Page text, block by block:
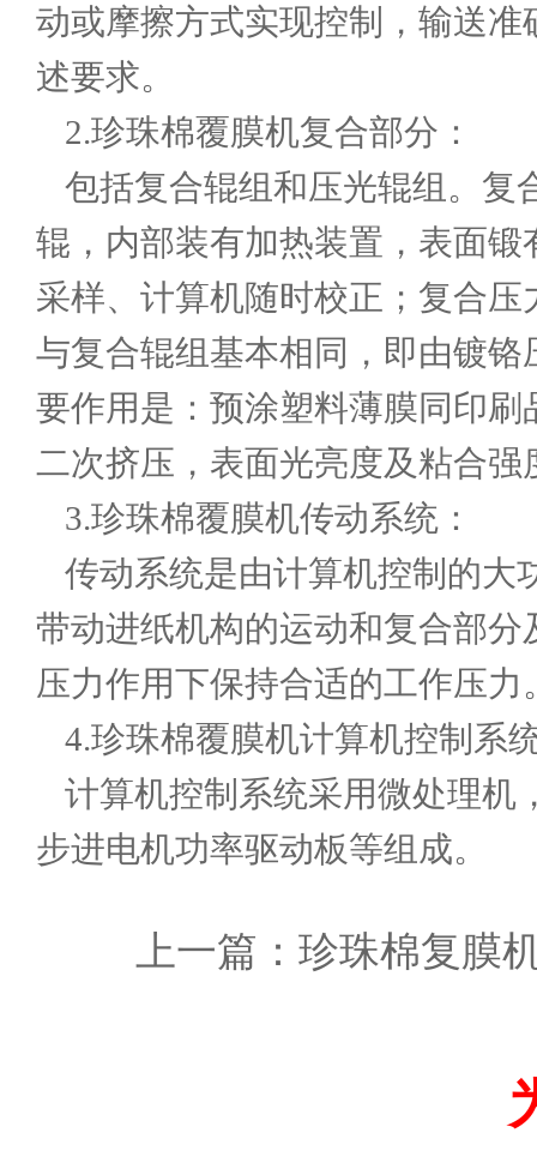
动或摩擦方式实现控制，输送
述要求。
2.珍珠棉覆膜机复合部分：
包括复合辊组和压光辊组。复
辊，内部装有加热装置，表面
采样、计算机随时校正；复合
与复合辊组基本相同，即由镀
要作用是：预涂塑料薄膜同印
二次挤压，表面光亮度及粘合强
3.珍珠棉覆膜机传动系统：
传动系统是由计算机控制的大
带动进纸机构的运动和复合部
压力作用下保持合适的工作压力
4.珍珠棉覆膜机计算机控制系
计算机控制系统采用微处理机
步进电机功率驱动板等组成。
上一篇： 珍珠棉复膜